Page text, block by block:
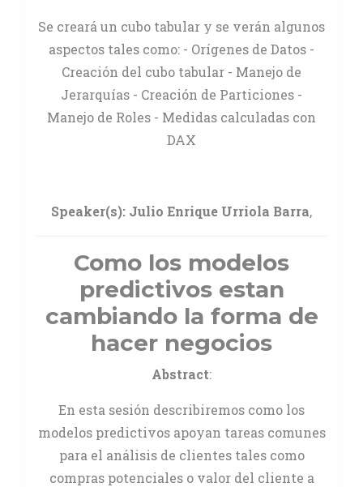
Se creará un cubo tabular y se verán algunos
aspectos tales como: - Orígenes de Datos -
Creación del cubo tabular - Manejo de
Jerarquías - Creación de Particiones -
Manejo de Roles - Medidas calculadas con
DAX
Speaker(s): Julio Enrique Urriola Barra,
Como los modelos
predictivos estan
cambiando la forma de
hacer negocios
Abstract:
En esta sesión describiremos como los
modelos predictivos apoyan tareas comunes
para el análisis de clientes tales como
compras potenciales o valor del cliente a